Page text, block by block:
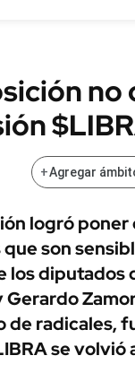
no
+Agregar
logró
son
los diputados
de radicales,
se volvió